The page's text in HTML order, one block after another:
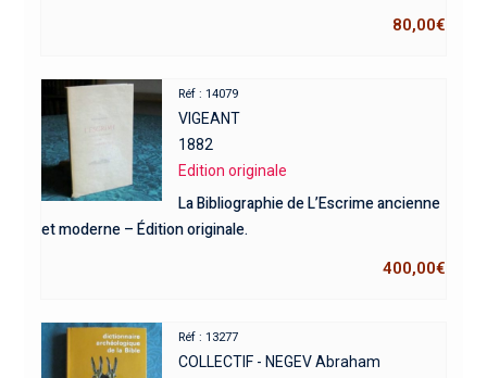
80,00€
Réf : 14079
VIGEANT
1882
Edition originale
La Bibliographie de L’Escrime ancienne
et moderne – Édition originale.
400,00€
Réf : 13277
COLLECTIF - NEGEV Abraham